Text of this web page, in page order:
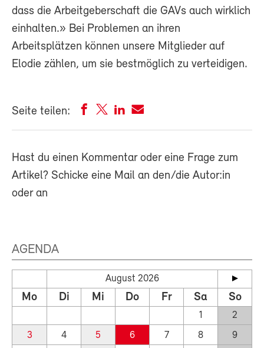
dass die Arbeitgeberschaft die GAVs auch wirklich
einhalten.» Bei Problemen an ihren
Arbeitsplätzen können unsere Mitglieder auf
Elodie zählen, um sie bestmöglich zu verteidigen.
Seite teilen:
Hast du einen Kommentar oder eine Frage zum
Artikel? Schicke eine Mail an den/die Autor:in
oder an
AGENDA
August 2026
Mo Di Mi Do Fr Sa So
1
2
3
4 5 6 7 8
9